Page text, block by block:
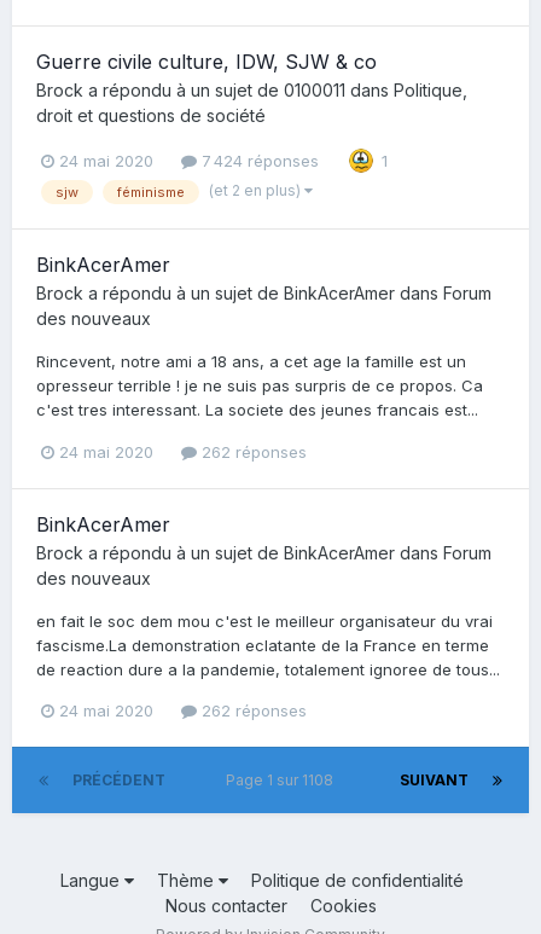
Guerre civile culture, IDW, SJW & co
Brock a répondu à un sujet de 0100011 dans Politique,
droit et questions de société
24 mai 2020 7 424 réponses 1
sjw féminisme (et 2 en plus)
BinkAcerAmer
Brock a répondu à un sujet de BinkAcerAmer dans Forum
des nouveaux
Rincevent, notre ami a 18 ans, a cet age la famille est un
opresseur terrible ! je ne suis pas surpris de ce propos. Ca
c'est tres interessant. La societe des jeunes francais est...
24 mai 2020 262 réponses
BinkAcerAmer
Brock a répondu à un sujet de BinkAcerAmer dans Forum
des nouveaux
en fait le soc dem mou c'est le meilleur organisateur du vrai
fascisme.La demonstration eclatante de la France en terme
de reaction dure a la pandemie, totalement ignoree de tous...
24 mai 2020 262 réponses
PRÉCÉDENT SUIVANT
Page 1 sur 1108
Langue Thème
Politique de confidentialité
Nous contacter
Cookies